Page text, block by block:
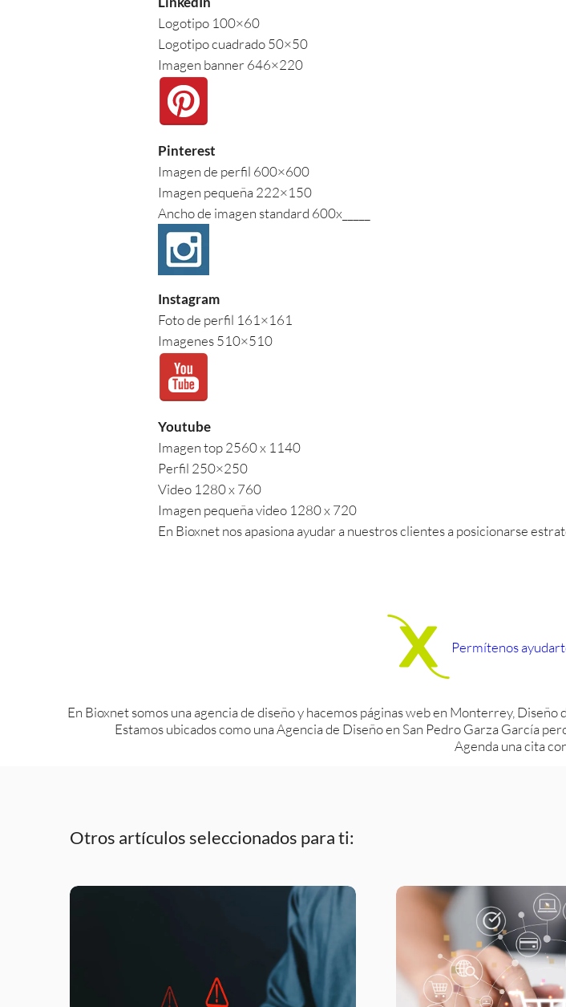
Logotipo 100×60
Logotipo cuadrado 50×50
Imagen banner 646×220
Pinterest
Imagen de perfil 600×600
Imagen pequeña 222×150
Ancho de imagen standard 600x_____
Instagram
Foto de perfil 161×161
Imagenes 510×510
Youtube
Imagen top 2560 x 1140
Perfil 250×250
Video 1280 x 760
Imagen pequeña video 1280 x 720
En Bioxnet nos apasiona ayudar a nuestros clientes a posicionarse
Permítenos
En Bioxnet somos una agencia de diseño y hacemos páginas web en Monterrey,
Estamos ubicados como una Agencia de Diseño en San Pedro Garza García
Agenda una cita
Otros artículos seleccionados para ti: